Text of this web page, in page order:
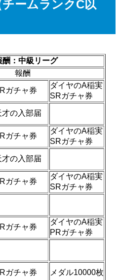
ームランクC以
酬：中級リーグ
報酬
ガチャ券
ダイヤのA稲実
SRガチャ券
才の入部届
ガチャ券
ダイヤのA稲実
SRガチャ券
才の入部届
ガチャ券
ダイヤのA稲実
SRガチャ券
ガチャ券
ダイヤのA稲実
PRガチャ券
ガチャ券 メダル10000枚